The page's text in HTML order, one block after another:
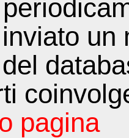
pagina